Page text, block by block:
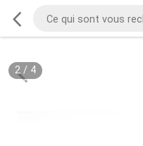
2/ 4